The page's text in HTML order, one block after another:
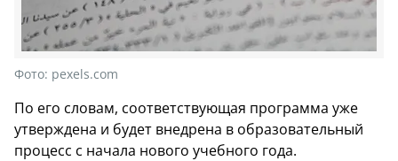
Фото: pexels.com
По его словам, соответствующая программа уже
утверждена и будет внедрена в образовательный
процесс с начала нового учебного года.